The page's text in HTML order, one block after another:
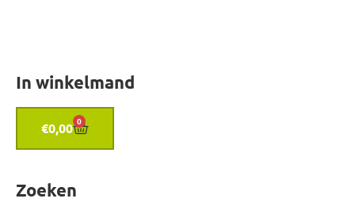
In winkelmand
€0,00 0
Zoeken